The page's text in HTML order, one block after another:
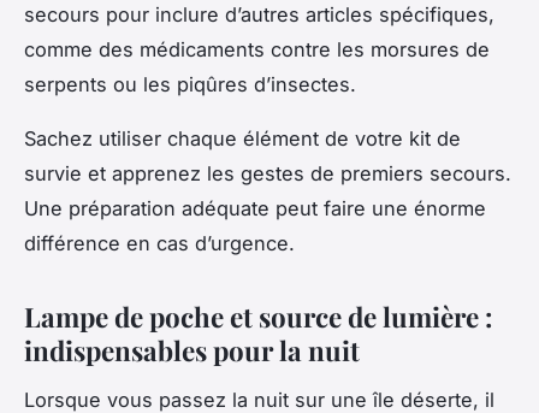
secours pour inclure d’autres articles spécifiques,
comme des médicaments contre les morsures de
serpents ou les piqûres d’insectes.
Sachez utiliser chaque élément de votre kit de
survie et apprenez les gestes de premiers secours.
Une préparation adéquate peut faire une énorme
différence en cas d’urgence.
Lampe de poche et source de lumière :
indispensables pour la nuit
Lorsque vous passez la nuit sur une île déserte, il